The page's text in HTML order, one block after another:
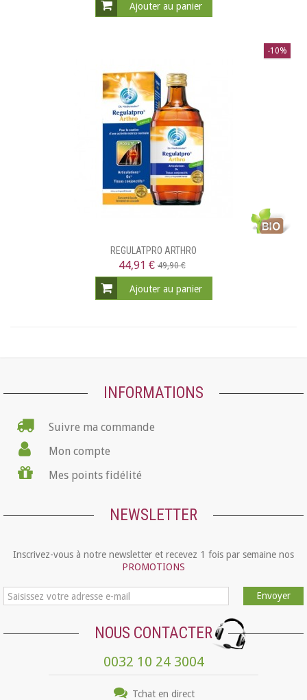
Ajouter au panier
-10%
REGULATPRO ARTHRO
44,91 €49,90 €
Ajouter au panier
INFORMATIONS
Suivre ma commande
Mon compte
Mes points fidélité
NEWSLETTER
Inscrivez-vous à notre newsletter et recevez 1 fois par semaine nos
PROMOTIONS
Envoyer
NOUS CONTACTER
0032 10 24 3004
Tchat en direct